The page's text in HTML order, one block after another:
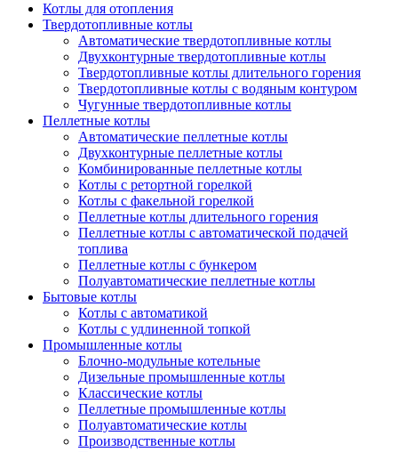
Котлы для отопления
Твердотопливные котлы
Автоматические твердотопливные котлы
Двухконтурные твердотопливные котлы
Твердотопливные котлы длительного горения
Твердотопливные котлы с водяным контуром
Чугунные твердотопливные котлы
Пеллетные котлы
Автоматические пеллетные котлы
Двухконтурные пеллетные котлы
Комбинированные пеллетные котлы
Котлы с ретортной горелкой
Котлы с факельной горелкой
Пеллетные котлы длительного горения
Пеллетные котлы с автоматической подачей
топлива
Пеллетные котлы с бункером
Полуавтоматические пеллетные котлы
Бытовые котлы
Котлы с автоматикой
Котлы с удлиненной топкой
Промышленные котлы
Блочно-модульные котельные
Дизельные промышленные котлы
Классические котлы
Пеллетные промышленные котлы
Полуавтоматические котлы
Производственные котлы